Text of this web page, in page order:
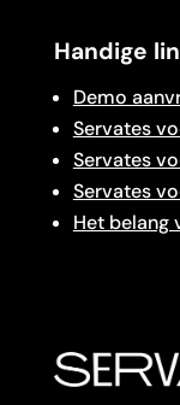
Handige
Demo
Servates
Servates
Servates
Het belang